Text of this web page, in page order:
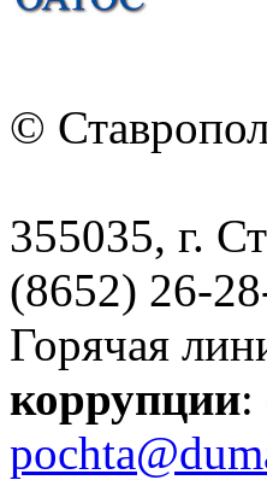
©
355035, г.
(8652) 26-
Горячая
коррупции: